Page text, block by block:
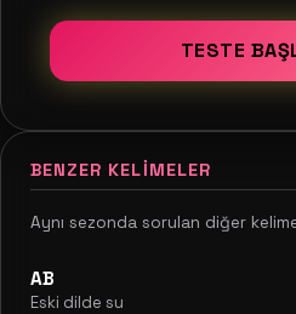
TESTE
BENZER KELIMELER
Aynı sezonda sorulan diğer
AB
Eski dilde su